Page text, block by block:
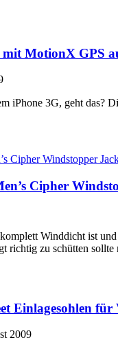
MotionX GPS
iPhone 3G, geht das?
Cipher
Winddicht ist
richtig zu schütten
Einlagesohlen
2009